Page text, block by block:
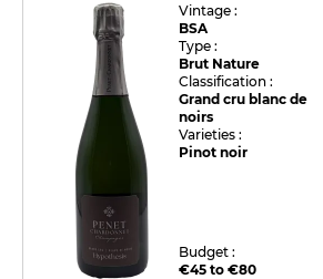
Vintage :
BSA
Type :
Brut Nature
Classification :
Grand cru blanc de
noirs
Varieties :
Pinot noir
Budget :
€45 to €80